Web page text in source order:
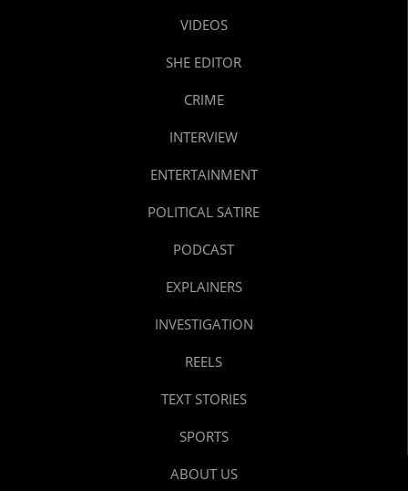
VIDEOS
SHE EDITOR
CRIME
INTERVIEW
ENTERTAINMENT
POLITICAL SATIRE
PODCAST
EXPLAINERS
INVESTIGATION
REELS
TEXT STORIES
SPORTS
ABOUT US